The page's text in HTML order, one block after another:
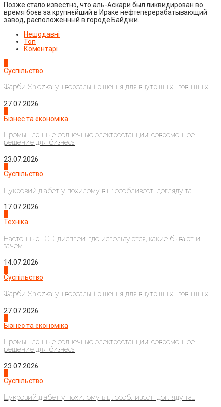
Позже стало известно, что аль-Аскари был ликвидирован во
время боев за крупнейший в Ираке нефтеперерабатывающий
завод, расположенный в городе Байджи.
Нещодавні
Топ
Коментарі
Суспільство
Фарби Sniezka: універсальні рішення для внутрішніх і зовнішніх...
27.07.2026
Бізнес та економіка
Промышленные солнечные электростанции: современное
решение для бизнеса
23.07.2026
Суспільство
Цукровий діабет у похилому віці: особливості догляду та...
17.07.2026
Техніка
Настенные LCD-дисплеи: где используются, какие бывают и
зачем...
14.07.2026
Суспільство
Фарби Sniezka: універсальні рішення для внутрішніх і зовнішніх...
27.07.2026
Бізнес та економіка
Промышленные солнечные электростанции: современное
решение для бизнеса
23.07.2026
Суспільство
Цукровий діабет у похилому віці: особливості догляду та...